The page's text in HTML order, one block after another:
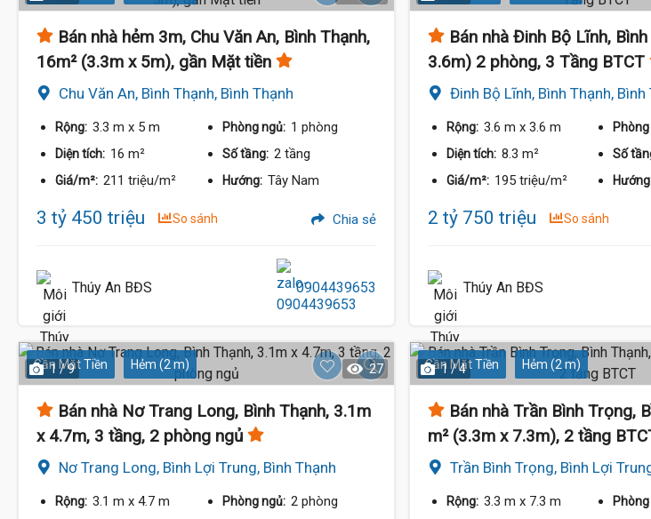
Bán nhà hẻm 3m, Chu Văn An, Bình Thạnh,
16m² (3.3m x 5m), gần Mặt tiền
Chu Văn An, Bình Thạnh, Bình Thạnh
Rộng: 3.3 m x 5 m Phòng ngủ: 1 phòng
Diện tích: 16 m² Số tầng: 2 tầng
Giá/m²: 211 triệu/m² Hướng: Tây Nam
3 tỷ 450 triệu So sánh Chia sẻ
Thúy An BĐS 0904439653
Bán nhà Đinh Bộ Lĩnh,
3.6m) 2 phòng, 3 Tầng BTCT
Đinh Bộ Lĩnh, Bình Thạnh, Bình
Rộng: 3.6 m x 3.6 m
Diện tích: 8.3 m² Số
Giá/m²: 195 triệu/m²
2 tỷ 750 triệu So sánh
Thúy An BĐS
Gần Mặt Tiền Hẻm (2 m)
1 / 9 27
Bán nhà Nơ Trang Long, Bình Thạnh, 3.1m
x 4.7m, 3 tầng, 2 phòng ngủ
Nơ Trang Long, Bình Lợi Trung, Bình Thạnh
Rộng: 3.1 m x 4.7 m Phòng ngủ: 2 phòng
Gần Mặt Tiền Hẻm (2 m)
1 / 4
Bán nhà Trần Bình Trọng,
m² (3.3m x 7.3m), 2 tầng
Trần Bình Trọng, Bình Lợi
Rộng: 3.3 m x 7.3 m